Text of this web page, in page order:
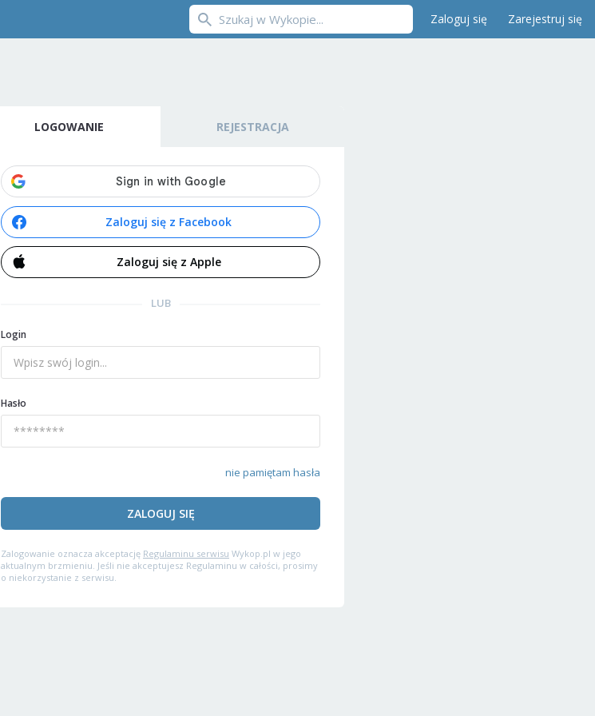
Zaloguj się Zarejestruj się
LOGOWANIE REJESTRACJA
Zaloguj się z Facebook
Zaloguj się z Apple
LUB
Login
Hasło
nie pamiętam hasła
ZALOGUJ SIĘ
Zalogowanie oznacza akceptację Regulaminu serwisu Wykop.pl w jego
aktualnym brzmieniu. Jeśli nie akceptujesz Regulaminu w całości, prosimy
o niekorzystanie z serwisu.